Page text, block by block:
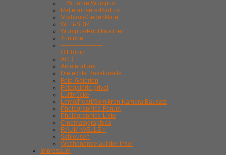
.. 25 Jahre Wumpus
Rettet-unsere-Radios
Voxhaus-Gedenktafel
WEB-SDR
Wumpus-Publikationen
Youtube
---------------------
Off Topic
ACR
Amateurfunk
Die echte Havelquelle
Foto-Galerien
Fotogalerie privat
Luftbrücke
Lomo/Pearl/Somikron Kamera Bausatz
Photographica-Forum
Photographica-Liste
Cinematographica
RAUM-WELLE >
Schleusen
Wochenende auf der Insel
Impressum